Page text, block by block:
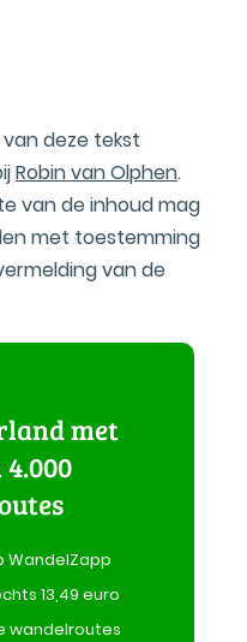
van deze tekst
Robin van Olphen.
van de inhoud mag
met toestemming
van de
met
WandelZapp
13,49 euro
wandelroutes